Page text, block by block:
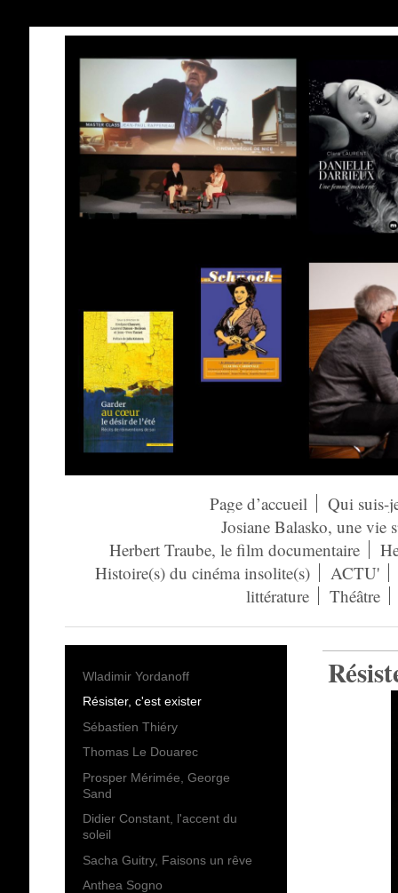
Page d’accueil
Qui suis-
Josiane Balasko, une vie
Herbert Traube, le film documentaire
Histoire(s) du cinéma insolite(s)
ACTU'
littérature
Théâtre
Wladimir Yordanoff
Résister, c'est exister
Sébastien Thiéry
Thomas Le Douarec
Prosper Mérimée, George
Sand
Didier Constant, l'accent du
soleil
Sacha Guitry, Faisons un rêve
Anthea Sogno